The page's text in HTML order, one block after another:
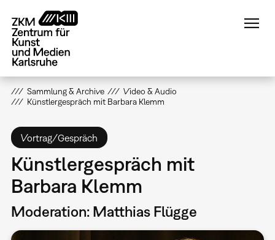
zum
Inhalt
Sammlung & Archive
Video & Audio
Künstlergespräch mit Barbara Klemm
Vortrag/Gespräch
Künstlergespräch mit
Barbara Klemm
Moderation: Matthias Flügge